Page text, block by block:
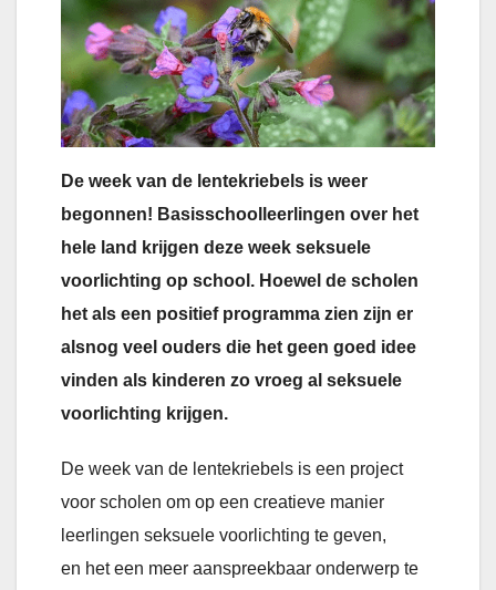
De week van de lentekriebels is weer
begonnen! Basisschoolleerlingen over het
hele land krijgen deze week seksuele
voorlichting op school. Hoewel de scholen
het als een positief programma zien zijn er
alsnog veel ouders die het geen goed idee
vinden als kinderen zo vroeg al seksuele
voorlichting krijgen.
De week van de lentekriebels is een project
voor scholen om op een creatieve manier
leerlingen seksuele voorlichting te geven,
en het een meer aanspreekbaar onderwerp te